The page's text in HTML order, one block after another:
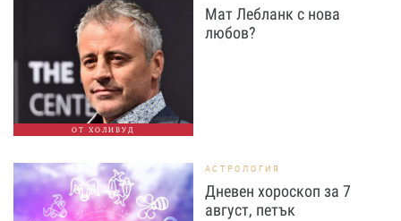
ОТ ХОЛИВУД
Мат Лебланк с нова
любов?
АСТРОЛОГИЯ
Дневен хороскоп за 7
август, петък